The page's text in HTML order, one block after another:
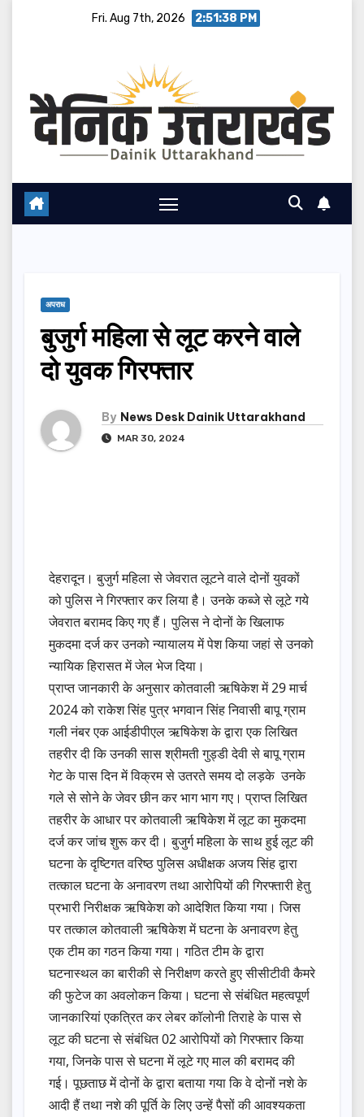
Fri. Aug 7th, 2026 2:51:39 PM
अपराध
बुजुर्ग महिला से लूट करने वाले
दो युवक गिरफ्तार
By News Desk Dainik Uttarakhand
MAR 30, 2024
देहरादून। बुजुर्ग महिला से जेवरात लूटने वाले दोनों युवकों
को पुलिस ने गिरफ्तार कर लिया है। उनके कब्जे से लूटे गये
जेवरात बरामद किए गए हैं। पुलिस ने दोनों के खिलाफ
मुकदमा दर्ज कर उनको न्यायालय में पेश किया जहां से उनको
न्यायिक हिरासत में जेल भेज दिया।
प्राप्त जानकारी के अनुसार कोतवाली ऋषिकेश में 29 मार्च
2024 को राकेश सिंह पुत्र भगवान सिंह निवासी बापू ग्राम
गली नंबर एक आईडीपीएल ऋषिकेश के द्वारा एक लिखित
तहरीर दी कि उनकी सास श्रीमती गुड्डी देवी से बापू ग्राम
गेट के पास दिन में विक्रम से उतरते समय दो लड़के उनके
गले से सोने के जेवर छीन कर भाग भाग गए। प्राप्त लिखित
तहरीर के आधार पर कोतवाली ऋषिकेश में लूट का मुकदमा
दर्ज कर जांच शुरू कर दी। बुजुर्ग महिला के साथ हुई लूट की
घटना के दृष्टिगत वरिष्ठ पुलिस अधीक्षक अजय सिंह द्वारा
तत्काल घटना के अनावरण तथा आरोपियों की गिरफ्तारी हेतु
प्रभारी निरीक्षक ऋषिकेश को आदेशित किया गया। जिस
पर तत्काल कोतवाली ऋषिकेश में घटना के अनावरण हेतु
एक टीम का गठन किया गया। गठित टीम के द्वारा
घटनास्थल का बारीकी से निरीक्षण करते हुए सीसीटीवी कैमरे
की फुटेज का अवलोकन किया। घटना से संबंधित महत्वपूर्ण
जानकारियां एकत्रित कर लेबर कॉलोनी तिराहे के पास से
लूट की घटना से संबंधित 02 आरोपियों को गिरफ्तार किया
गया, जिनके पास से घटना में लूटे गए माल की बरामद की
गई। पूछताछ में दोनों के द्वारा बताया गया कि वे दोनों नशे के
आदी हैं तथा नशे की पूर्ति के लिए उन्हें पैसों की आवश्यकता